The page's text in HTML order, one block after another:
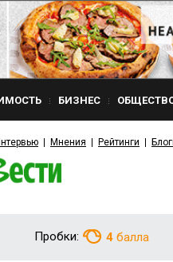
БИЗНЕС
Мнения Рейтинги
Пробки: 4 балла